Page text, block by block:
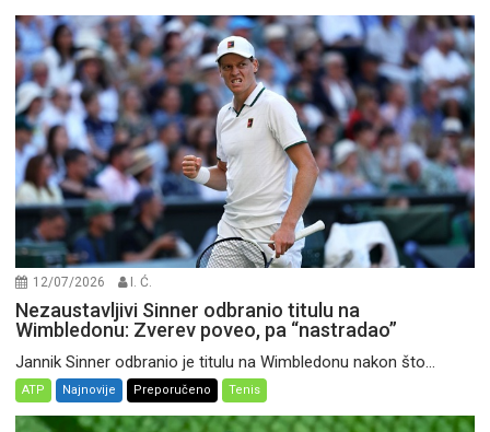
12/07/2026 I. Ć.
Nezaustavljivi Sinner odbranio titulu na
Wimbledonu: Zverev poveo, pa “nastradao”
Jannik Sinner odbranio je titulu na Wimbledonu nakon što...
ATP Najnovije Preporučeno Tenis